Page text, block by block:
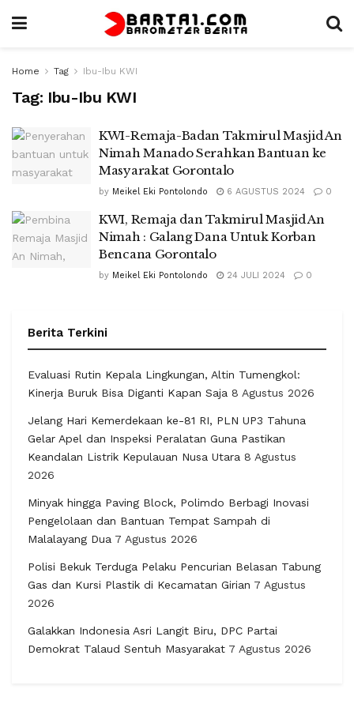
Home Tag Ibu-Ibu KWI
Tag: Ibu-Ibu KWI
KWI-Remaja-Badan Takmirul Masjid An
Nimah Manado Serahkan Bantuan ke
Masyarakat Gorontalo
by Meikel Eki Pontolondo 6 AGUSTUS 2024 0
KWI, Remaja dan Takmirul Masjid An
Nimah : Galang Dana Untuk Korban
Bencana Gorontalo
by Meikel Eki Pontolondo 24 JULI 2024 0
Berita Terkini
Evaluasi Rutin Kepala Lingkungan, Altin Tumengkol:
Kinerja Buruk Bisa Diganti Kapan Saja 8 Agustus 2026
Jelang Hari Kemerdekaan ke-81 RI, PLN UP3 Tahuna
Gelar Apel dan Inspeksi Peralatan Guna Pastikan
Keandalan Listrik Kepulauan Nusa Utara 8 Agustus
2026
Minyak hingga Paving Block, Polimdo Berbagi Inovasi
Pengelolaan dan Bantuan Tempat Sampah di
Malalayang Dua 7 Agustus 2026
Polisi Bekuk Terduga Pelaku Pencurian Belasan Tabung
Gas dan Kursi Plastik di Kecamatan Girian 7 Agustus
2026
Galakkan Indonesia Asri Langit Biru, DPC Partai
Demokrat Talaud Sentuh Masyarakat 7 Agustus 2026